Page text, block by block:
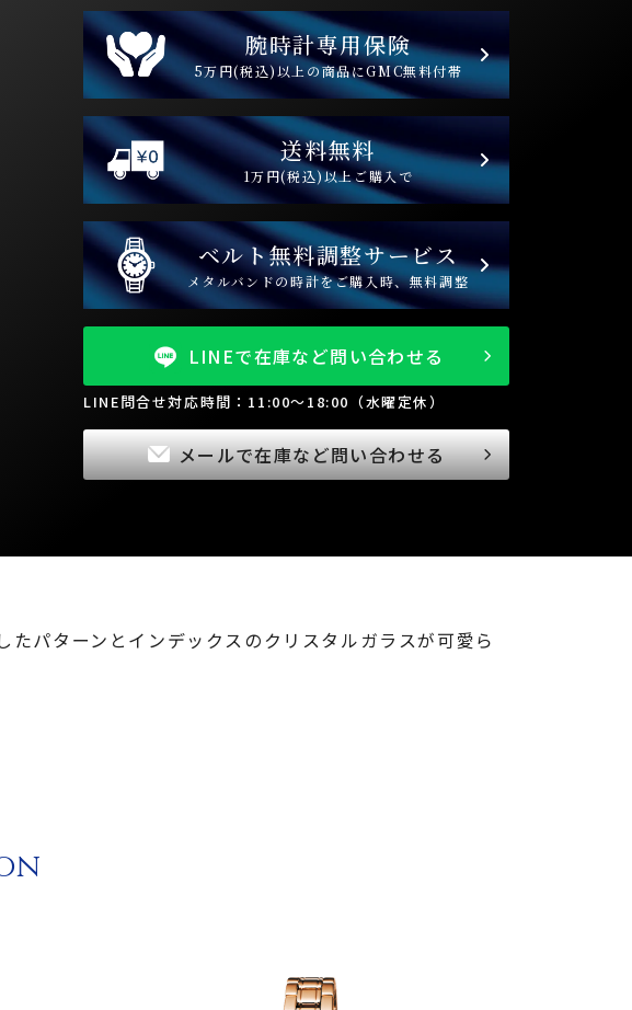
腕時計専用保険
5万円(税込)以上の商品にGMC無料付帯
送料無料
1万円(税込)以上ご購入で
ベルト無料調整サービス
メタルバンドの時計をご購入時、無料調整
LINEで在庫など問い合わせる
LINE問合せ対応時間：11:00～18:00（水曜定休）
メールで在庫など問い合わせる
パターンとインデックスのクリスタルガラスが可愛ら